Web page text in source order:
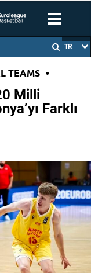
TR
TEAMS •
Milli
Farklı